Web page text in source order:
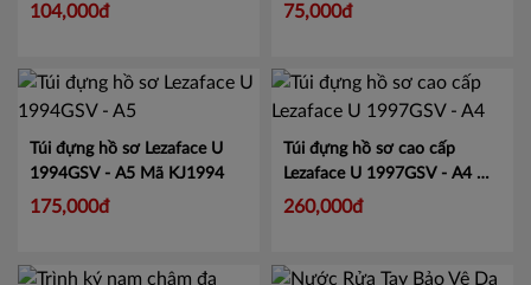
104,000đ 75,000đ
Túi đựng hồ sơ Lezaface U
1994GSV - A5 Mã KJ1994
175,000đ
Túi đựng hồ sơ cao cấp
Lezaface U 1997GSV - A4 Mã
KJ1997
260,000đ